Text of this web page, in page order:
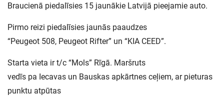
Braucienā piedalīsies 15 jaunākie Latvijā pieejamie auto.
Pirmo reizi piedalīsies jaunās paaudzes
“Peugeot 508, Peugeot Rifter” un “KIA CEED”.
Starta vieta ir t/c “Mols” Rīgā. Maršruts
vedīs pa Iecavas un Bauskas apkārtnes ceļiem, ar pieturas
punktu atpūtas